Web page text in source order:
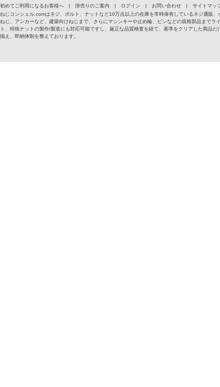
初めてご利用になるお客様へ
| 掛売りのご案内 | ログイン | お問い合わせ |
サイトマッ
ねじコンシェル.comはネジ、ボルト、ナットなど10万点以上の在庫を常時保有しているネジ通販
ねじ、アンカーなど、建築向けねじまで、さらにマシンキーや止め輪、ピンなどの規格部品まで
ト、特殊ナットの製作/製造にも対応可能ですし、厳正な品質検査を経て、基準をクリアした商品
揃え、即納体制を整えております。